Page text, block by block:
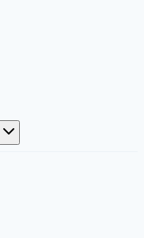
Toggle